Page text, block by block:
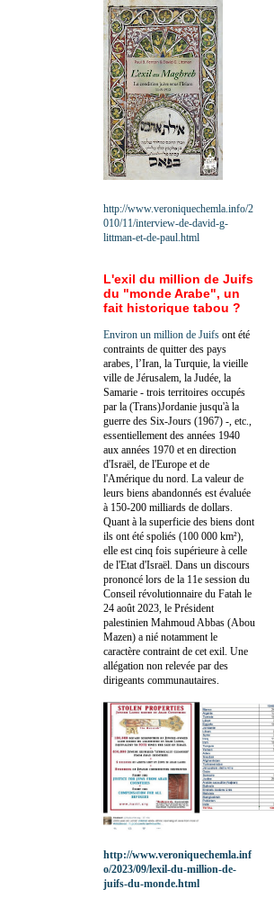
http://www.veroniquechemla.info/2
010/11/interview-de-david-g-
littman-et-de-paul.html
L'exil du million de Juifs
du "monde Arabe", un
fait historique tabou ?
Environ un million de Juifs ont été
contraints de quitter des pays
arabes, l’Iran, la Turquie, la vieille
ville de Jérusalem, la Judée, la
Samarie - trois territoires occupés
par la (Trans)Jordanie jusqu'à la
guerre des Six-Jours (1967) -, etc.,
essentiellement des années 1940
aux années 1970 et en direction
d'Israël, de l'Europe et de
l'Amérique du nord. La valeur de
leurs biens abandonnés est évaluée
à 150-200 milliards de dollars.
Quant à la superficie des biens dont
ils ont été spoliés (100 000 km²),
elle est cinq fois supérieure à celle
de l'Etat d'Israël. Dans un discours
prononcé lors de la 11e session du
Conseil révolutionnaire du Fatah le
24 août 2023, le Président
palestinien Mahmoud Abbas (Abou
Mazen) a nié notamment le
caractère contraint de cet exil. Une
allégation non relevée par des
dirigeants communautaires.
http://www.veroniquechemla.inf
o/2023/09/lexil-du-million-de-
juifs-du-monde.html